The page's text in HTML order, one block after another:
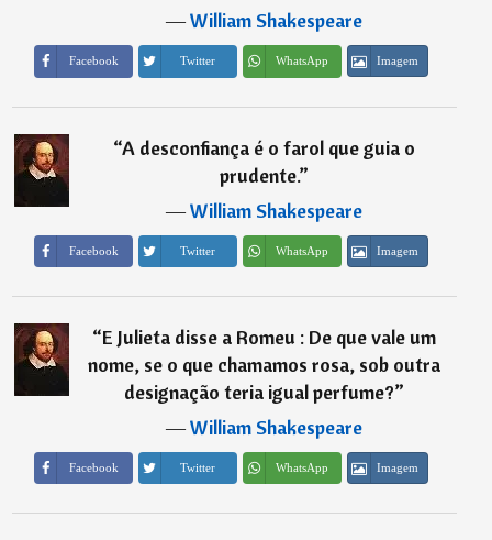
―William Shakespeare
Facebook Twitter WhatsApp Imagem
“A desconfiança é o farol que guia o
prudente.”
―William Shakespeare
Facebook Twitter WhatsApp Imagem
“E Julieta disse a Romeu : De que vale um
nome, se o que chamamos rosa, sob outra
designação teria igual perfume?”
―William Shakespeare
Facebook Twitter WhatsApp Imagem